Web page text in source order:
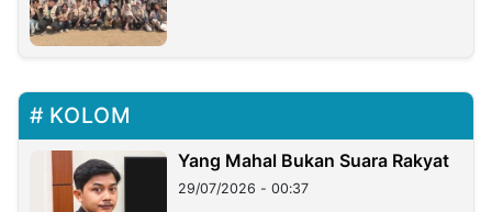
KOLOM
Yang Mahal Bukan Suara Rakyat
29/07/2026 - 00:37